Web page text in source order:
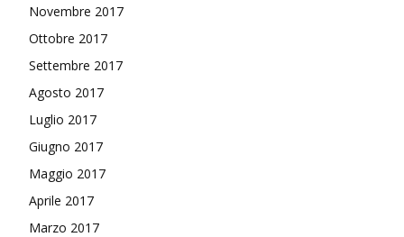
Novembre 2017
Ottobre 2017
Settembre 2017
Agosto 2017
Luglio 2017
Giugno 2017
Maggio 2017
Aprile 2017
Marzo 2017